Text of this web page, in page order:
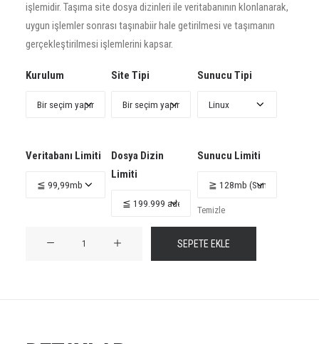
-
işlemidir. Taşıma site dosya dizinleri ile veritabanının klonlanarak,
uygun işlemler sonrası taşınabiir hale getirilmesi ve taşımanın
gerçekleştirilmesi işlemlerini kapsar.
Kurulum Site Tipi Sunucu Tipi
Veritabanı Limiti
Dosya Dizin
Limiti
Sunucu Limiti
Temizle
SEPETE EKLE